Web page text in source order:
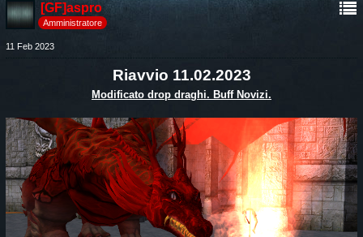
[GF]aspro
Amministratore
11 Feb 2023
Riavvio 11.02.2023
Modificato drop draghi. Buff Novizi.